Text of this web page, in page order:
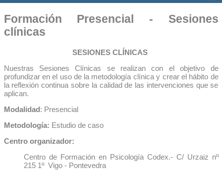
Formación Presencial - Sesiones
clínicas
SESIONES CLÍNICAS
Nuestras Sesiones Clínicas se realizan con el objetivo de
profundizar en el uso de la metodología clínica y crear el hábito de
la reflexión continua sobre la calidad de las intervenciones que se
aplican.
Modalidad: Presencial
Metodología: Estudio de caso
Centro organizador:
Centro de Formación en Psicología Codex.- C/ Urzaiz nº
215 1º Vigo - Pontevedra